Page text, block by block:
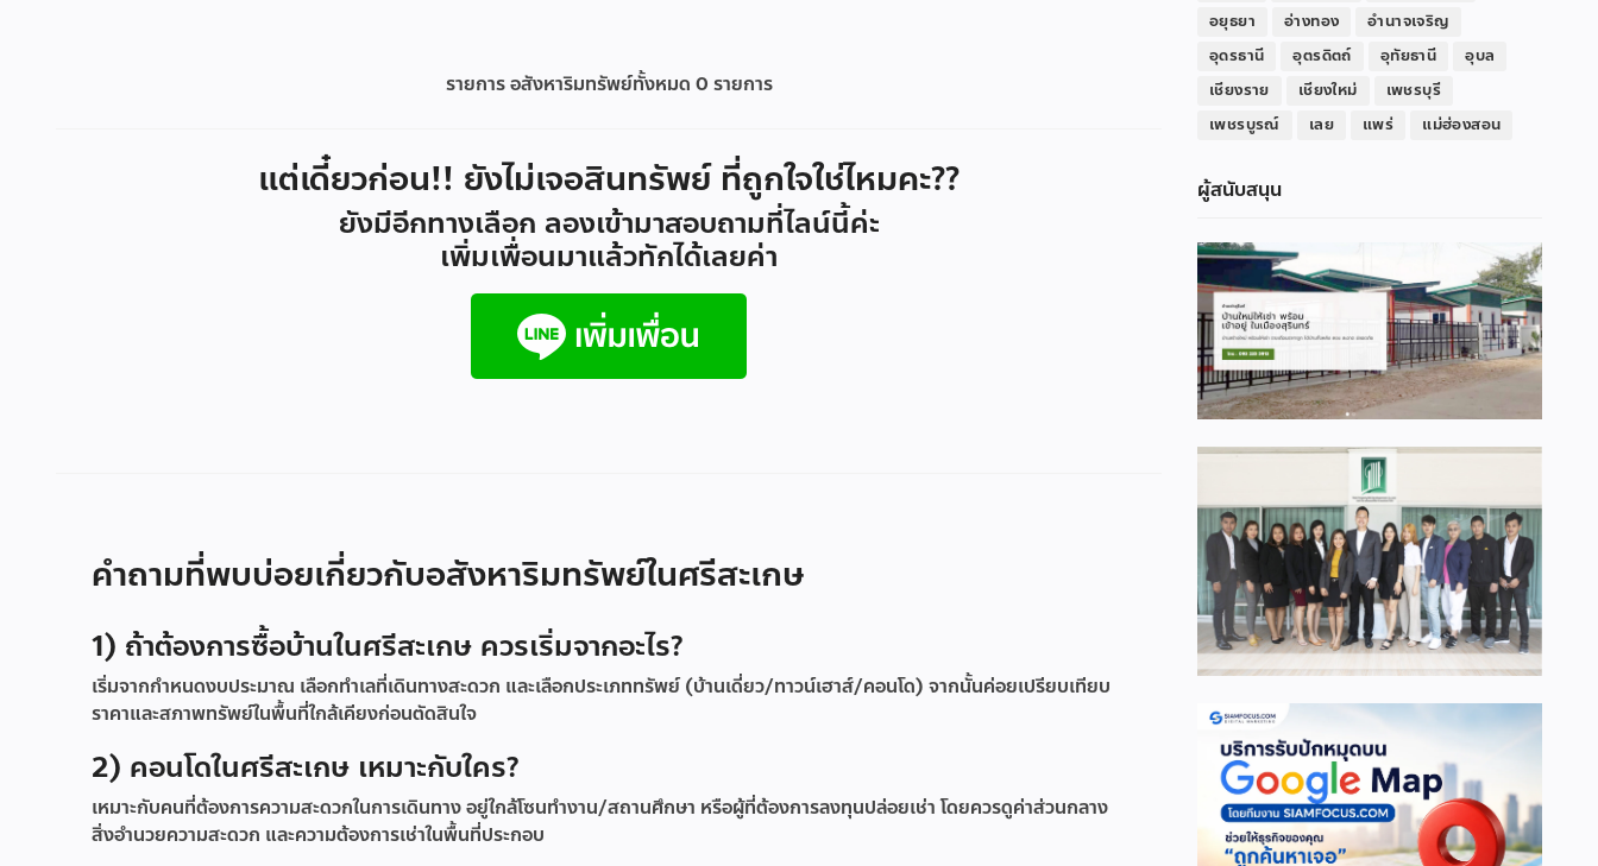
รายการ อสังหาริมทรัพย์ทั้งหมด 0 รายการ
แต่เดี๋ยวก่อน!! ยังไม่เจอสินทรัพย์ ที่ถูกใจใช่ไหมคะ??
ยังมีอีกทางเลือก ลองเข้ามาสอบถามที่ไลน์นี้ค่ะ
เพิ่มเพื่อนมาแล้วทักได้เลยค่า
คำถามที่พบบ่อยเกี่ยวกับอสังหาริมทรัพย์ในศรีสะเกษ
1) ถ้าต้องการซื้อบ้านในศรีสะเกษ ควรเริ่มจากอะไร?
เริ่มจากกำหนดงบประมาณ เลือกทำเลที่เดินทางสะดวก และเลือกประเภททรัพย์ (บ้านเดี่ยว/ทาวน์เฮาส์/คอนโด) จากนั้นค่อยเปรียบเทียบ
ราคาและสภาพทรัพย์ในพื้นที่ใกล้เคียงก่อนตัดสินใจ
2) คอนโดในศรีสะเกษ เหมาะกับใคร?
เหมาะกับคนที่ต้องการความสะดวกในการเดินทาง อยู่ใกล้โซนทำงาน/สถานศึกษา หรือผู้ที่ต้องการลงทุนปล่อยเช่า โดยควรดูค่าส่วนกลาง
สิ่งอำนวยความสะดวก และความต้องการเช่าในพื้นที่ประกอบ
อยุธยา
อ่างทอง
อำนาจเจริญ
อุดรธานี
อุตรดิตถ์ อุทัยธานี
อุบล
เชียงราย
เชียงใหม่
เพชรบุรี
เพชรบูรณ์
เลย แพร่ แม่ฮ่องสอน
ผู้สนับสนุน